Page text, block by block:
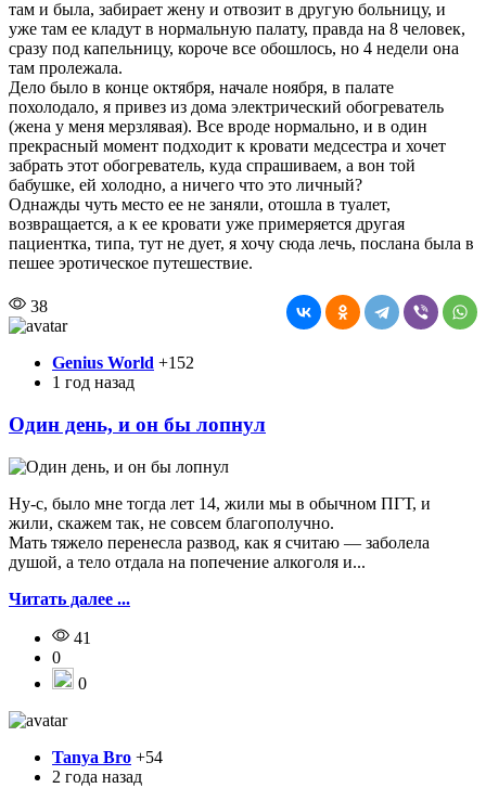
там и была, забирает жену и отвозит в другую больницу, и
уже там ее кладут в нормальную палату, правда на 8 человек,
сразу под капельницу, короче все обошлось, но 4 недели она
там пролежала.
Дело было в конце октября, начале ноября, в палате
похолодало, я привез из дома электрический обогреватель
(жена у меня мерзлявая). Все вроде нормально, и в один
прекрасный момент подходит к кровати медсестра и хочет
забрать этот обогреватель, куда спрашиваем, а вон той
бабушке, ей холодно, а ничего что это личный?
Однажды чуть место ее не заняли, отошла в туалет,
возвращается, а к ее кровати уже примеряется другая
пациентка, типа, тут не дует, я хочу сюда лечь, послана была в
пешее эротическое путешествие.
38
Genius World +152
1 год назад
Один день, и он бы лопнул
Ну-с, было мне тогда лет 14, жили мы в обычном ПГТ, и
жили, скажем так, не совсем благополучно.
Мать тяжело перенесла развод, как я считаю — заболела
душой, а тело отдала на попечение алкоголя и...
Читать далее ...
41
0
0
Tanya Bro +54
2 года назад